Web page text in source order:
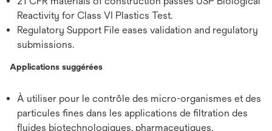
Reactivity for Class VI Plastics Test.
Regulatory Support File eases validation and regulatory
submissions.
Applications suggérées
À utiliser pour le contrôle des micro-organismes et des
particules fines dans les applications de filtration des
fluides biotechnologiques, pharmaceutiques,